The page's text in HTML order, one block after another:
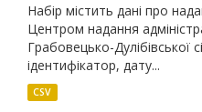
Набір містить дані про
Центром надання
Грабовецько-Дулібівської
ідентифікатор, дату...
CSV